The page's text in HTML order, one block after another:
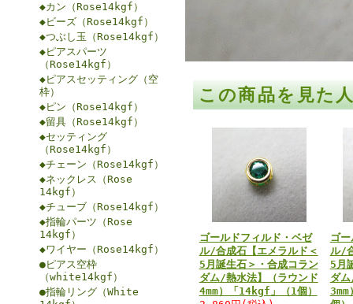
◆カン（Rose14kgf）
◆ビーズ（Rose14kgf）
◆つぶし玉（Rose14kgf）
◆ピアスパーツ
（Rose14kgf）
◆ピアスセッティング（空
枠）
◆ピン（Rose14kgf）
◆留具（Rose14kgf）
◆セッティング
（Rose14kgf）
◆チェーン（Rose14kgf）
◆ネックレス（Rose
14kgf）
◆チューブ（Rose14kgf）
◆指輪パーツ（Rose
14kgf）
◆ワイヤー（Rose14kgf）
●ピアス空枠
（white14kgf）
●指輪リング（White
この商品を見た
ゴールドフィルド・ベゼ
ル/合成石【エメラルド＜
5月誕生石＞・合成コラン
ダム/熱水法】（ラウンド
4mm）「14kgf」（1個）
ゴ
ル/
5月
ダ